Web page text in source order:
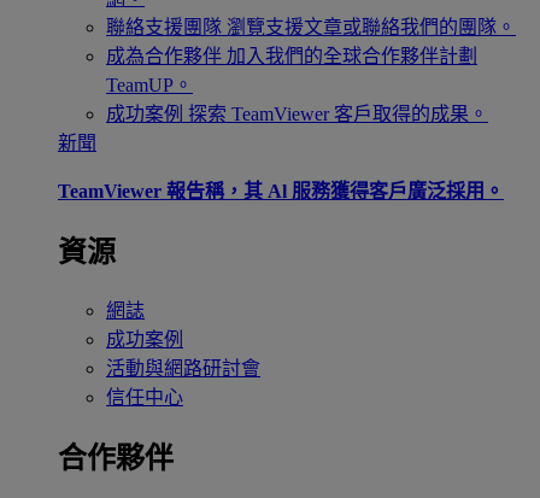
聯絡支援團隊 瀏覽支援文章或聯絡我們的團隊。
成為合作夥伴 加入我們的全球合作夥伴計劃
TeamUP。
成功案例 探索 TeamViewer 客戶取得的成果。
新聞
TeamViewer 報告稱，其 Al 服務獲得客戶廣泛採用。
資源
網誌
成功案例
活動與網路研討會
信任中心
合作夥伴